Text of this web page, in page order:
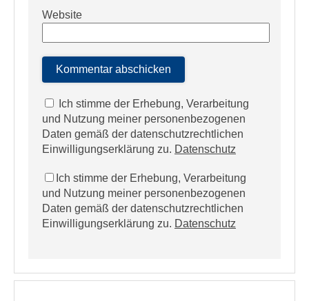
Website
Ich stimme der Erhebung, Verarbeitung
und Nutzung meiner personenbezogenen
Daten gemäß der datenschutzrechtlichen
Einwilligungserklärung zu. Datenschutz
Ich stimme der Erhebung, Verarbeitung
und Nutzung meiner personenbezogenen
Daten gemäß der datenschutzrechtlichen
Einwilligungserklärung zu. Datenschutz